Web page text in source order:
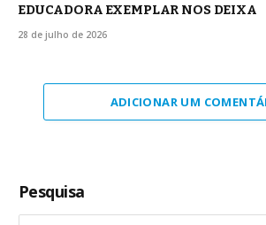
EDUCADORA EXEMPLAR NOS DEIXA
28 de julho de 2026
ADICIONAR UM
Pesquisa